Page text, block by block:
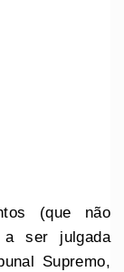
(que não
a ser julgada
Supremo,